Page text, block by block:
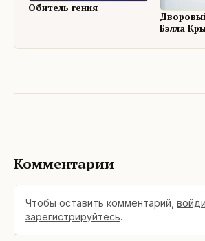
Обитель гения
Бэлла
Комментарии
Чтобы оставить комментарий,
зарегистрируйтесь.